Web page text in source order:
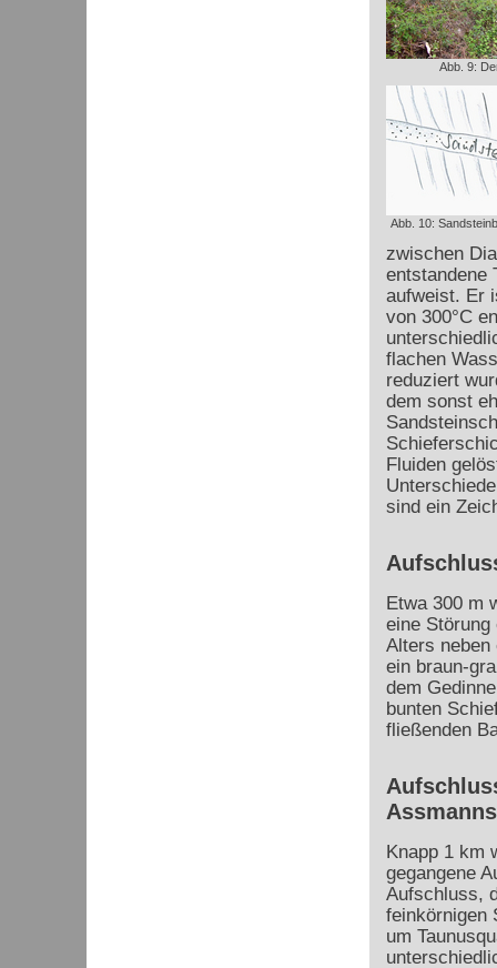
Abb. 9:
Abb. 10:
zwischen
entstandene
aufweist. Er
von 300°C
flachen
reduziert
dem sonst
Fluiden
sind ein
Etwa 300 m
eine Störung
Alters neben
ein braun-
dem
bunten
fließenden
Knapp 1 km
gegangene
Aufschluss,
feinkörnigen
um